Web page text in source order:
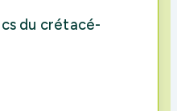
du crétacé-